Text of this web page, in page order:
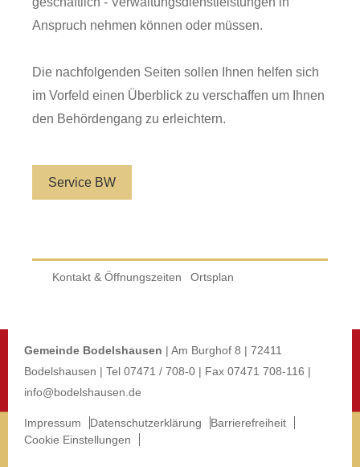
Anspruch nehmen können oder müssen.
Die nachfolgenden Seiten sollen Ihnen helfen sich
im Vorfeld einen Überblick zu verschaffen um Ihnen
den Behördengang zu erleichtern.
Service BW
Kontakt & Öffnungszeiten Ortsplan
Gemeinde Bodelshausen | Am Burghof 8 | 72411
Bodelshausen | Tel 07471 / 708-0 | Fax 07471 708-116 |
info@bodelshausen.de
Impressum Datenschutzerklärung
Barrierefreiheit
Cookie Einstellungen